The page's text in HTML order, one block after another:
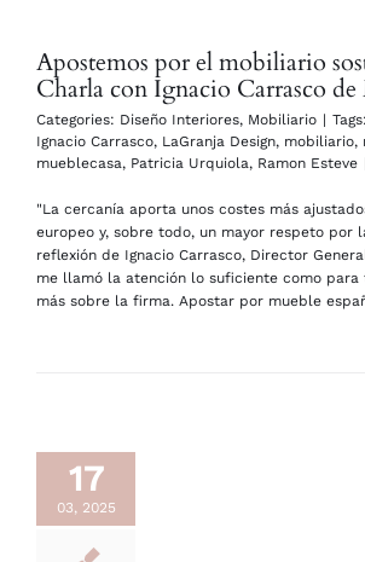
Apostemos por el mobiliario
Charla con Ignacio Carrasco de
Categories: Diseño Interiores, Mobiliario | Tags:
Ignacio Carrasco, LaGranja Design, mobiliario,
mueblecasa, Patricia Urquiola, Ramon Esteve
"La cercanía aporta unos costes más
europeo y, sobre todo, un mayor respeto por
reflexión de Ignacio Carrasco, Director
me llamó la atención lo suficiente como
más sobre la firma. Apostar por mueble
17
03, 2025